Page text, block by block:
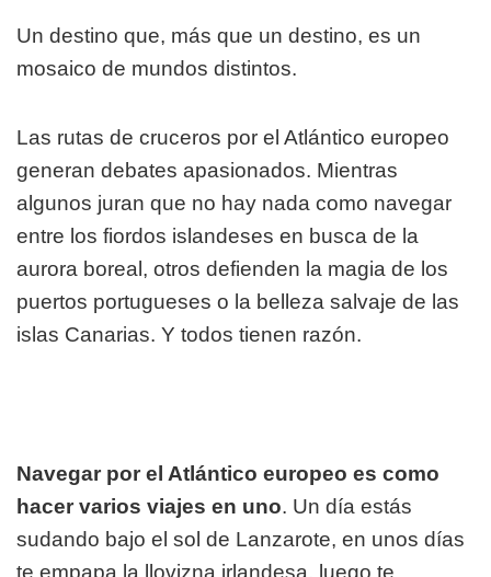
Un destino que, más que un destino, es un
mosaico de mundos distintos.
Las rutas de cruceros por el Atlántico europeo
generan debates apasionados. Mientras
algunos juran que no hay nada como navegar
entre los fiordos islandeses en busca de la
aurora boreal, otros defienden la magia de los
puertos portugueses o la belleza salvaje de las
islas Canarias. Y todos tienen razón.
Navegar por el Atlántico europeo es como
hacer varios viajes en uno. Un día estás
sudando bajo el sol de Lanzarote, en unos días
te empapa la llovizna irlandesa, luego te